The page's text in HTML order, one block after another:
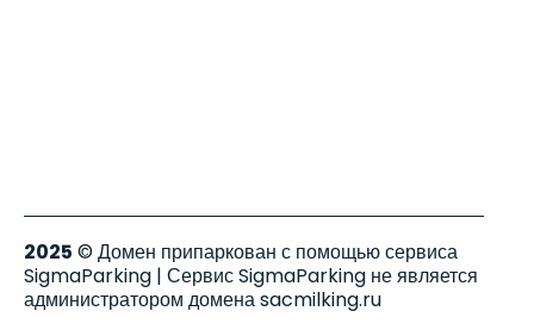
2025 © Домен припаркован с помощью сервиса
SigmaParking | Сервис SigmaParking не является
администратором домена sacmilking.ru